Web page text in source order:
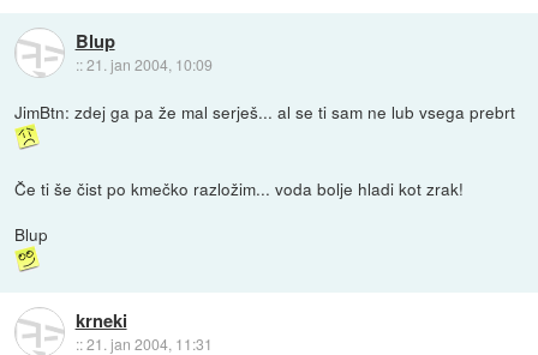
Blup
::21. jan 2004, 10:09
JimBtn: zdej ga pa že mal serješ... al se ti sam ne lub vsega prebrt
Če ti še čist po kmečko razložim... voda bolje hladi kot zrak!
Blup
krneki
::21. jan 2004, 11:31